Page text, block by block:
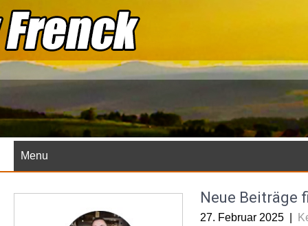
Skip
to
content
Menu
Neue Beiträge
27. Februar 2025